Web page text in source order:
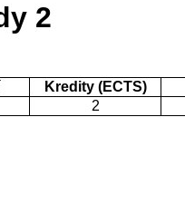
2
Kredity (ECTS)
2